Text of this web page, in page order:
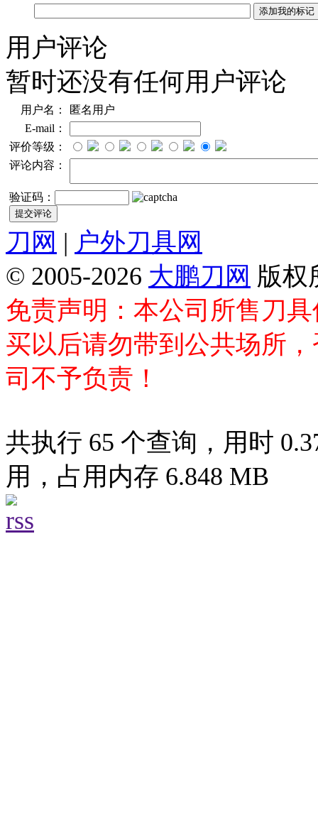
用户评论
暂时还没有任何用户评论
用户名：
匿名用户
E-mail：
评价等级：
评论内容：
验证码：
刀网 | 户外刀具网
© 2005-2026 大鹏刀网 版权
免责声明：本公司所售刀
买以后请勿带到公共场所
司不予负责！
共执行 65 个查询，用时
用，占用内存 6.848 MB